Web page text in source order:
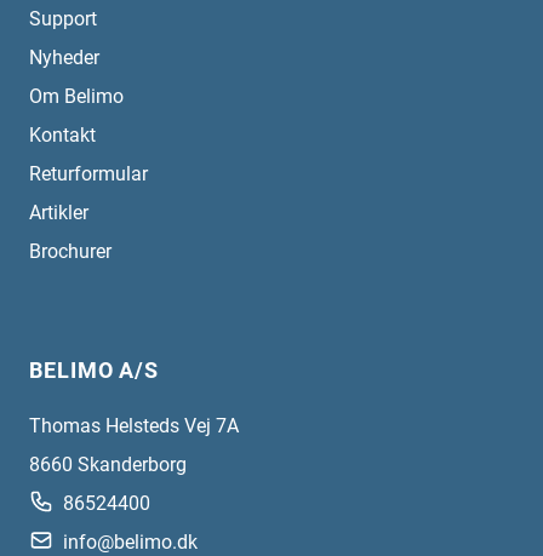
Support
Nyheder
Om Belimo
Kontakt
Returformular
Artikler
Brochurer
BELIMO A/S
Thomas Helsteds Vej 7A
8660 Skanderborg
86524400
info@belimo.dk